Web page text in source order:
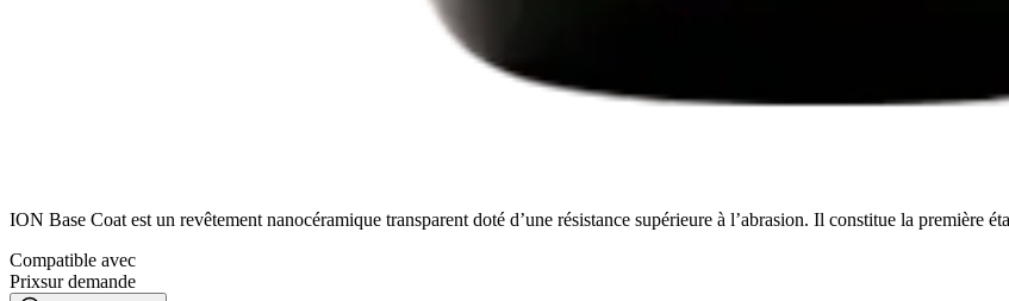
ION Base Coat est un revêtement nanocéramique transparent doté d’une résistance supérieure à l’abrasion. Il constitue la première
Compatible avec
Prixsur demande